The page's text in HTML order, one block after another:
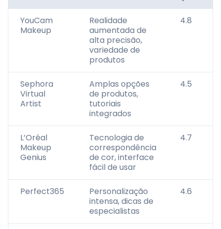
YouCam
Makeup
Realidade
aumentada de
alta precisão,
variedade de
produtos
4.8
Sephora
Virtual
Artist
Amplas opções
de produtos,
tutoriais
integrados
4.5
L’Oréal
Makeup
Genius
Tecnologia de
correspondência
de cor, interface
fácil de usar
4.7
Perfect365
Personalização
intensa, dicas de
especialistas
4.6